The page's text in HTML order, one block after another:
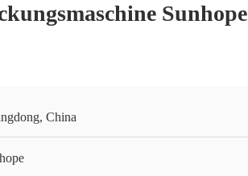
Sunhope
China